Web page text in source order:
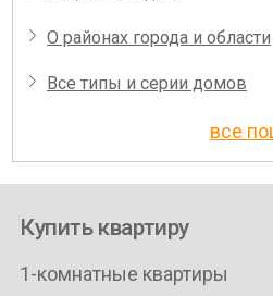
О районах города и области
Все типы и серии домов
все
Купить квартиру
1-комнатные квартиры